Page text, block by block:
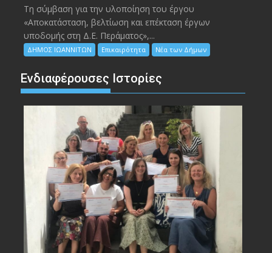
Τη σύμβαση για την υλοποίηση του έργου
«Αποκατάσταση, βελτίωση και επέκταση έργων
υποδομής στη Δ.Ε. Περάματος»,...
ΔΗΜΟΣ ΙΩΑΝΝΙΤΩΝ Επικαιρότητα Νέα των Δήμων
Ενδιαφέρουσες Ιστορίες